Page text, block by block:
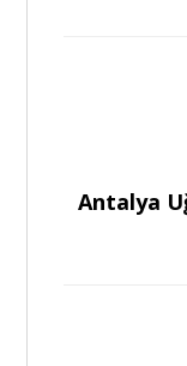
Antalya